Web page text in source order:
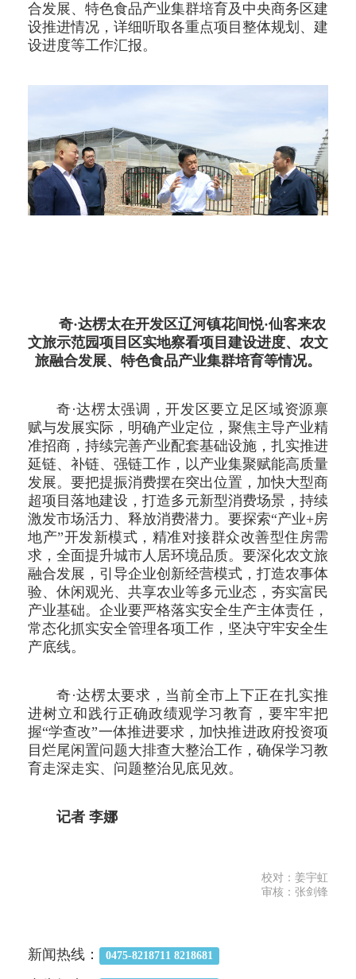
合发展、特色食品产业集群培育及中央商务区建
设推进情况，详细听取各重点项目整体规划、建
设进度等工作汇报。
奇·达楞太在开发区辽河镇花间悦·仙客来农
文旅示范园项目区实地察看项目建设进度、农文
旅融合发展、特色食品产业集群培育等情况。
奇·达楞太强调，开发区要立足区域资源禀
赋与发展实际，明确产业定位，聚焦主导产业精
准招商，持续完善产业配套基础设施，扎实推进
延链、补链、强链工作，以产业集聚赋能高质量
发展。要把提振消费摆在突出位置，加快大型商
超项目落地建设，打造多元新型消费场景，持续
激发市场活力、释放消费潜力。要探索“产业+房
地产”开发新模式，精准对接群众改善型住房需
求，全面提升城市人居环境品质。要深化农文旅
融合发展，引导企业创新经营模式，打造农事体
验、休闲观光、共享农业等多元业态，夯实富民
产业基础。企业要严格落实安全生产主体责任，
常态化抓实安全管理各项工作，坚决守牢安全生
产底线。
奇·达楞太要求，当前全市上下正在扎实推
进树立和践行正确政绩观学习教育，要牢牢把
握“学查改”一体推进要求，加快推进政府投资项
目烂尾闲置问题大排查大整治工作，确保学习教
育走深走实、问题整治见底见效。
记者 李娜
校对：姜宇虹
审核：张剑锋
新闻热线： 0475-8218711 8218681